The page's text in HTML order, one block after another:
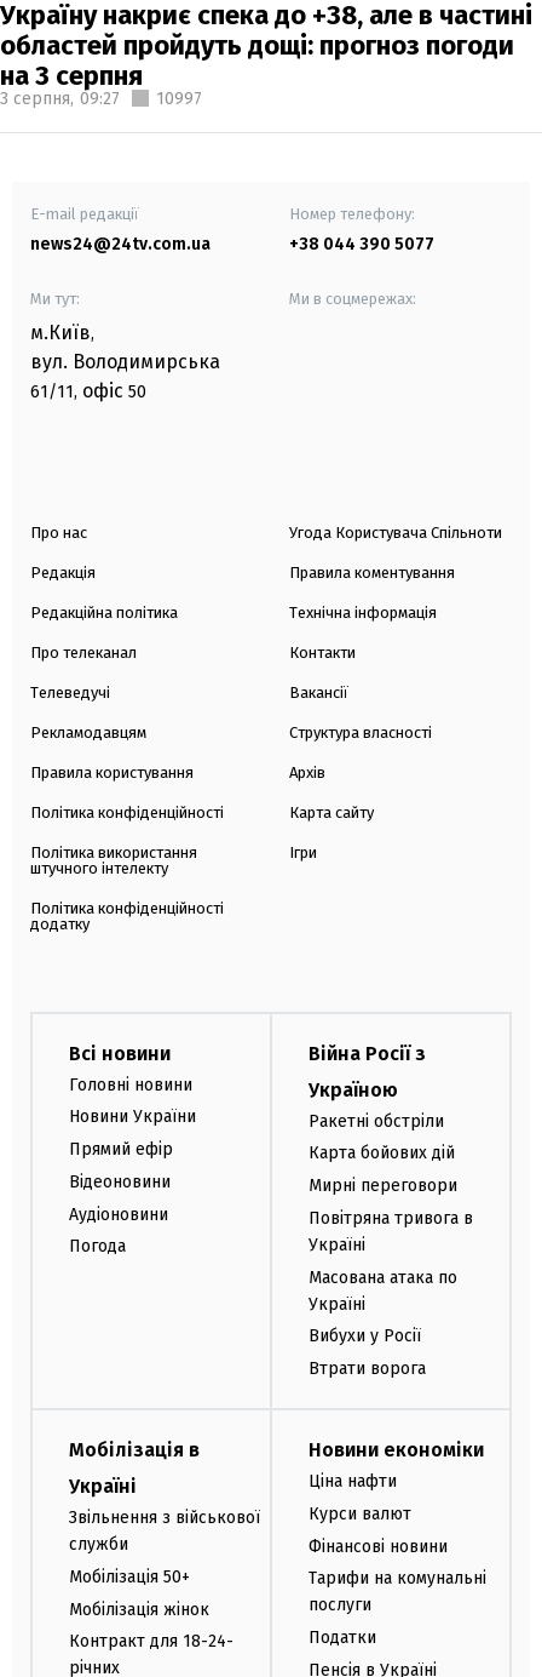
Україну накриє спека до +38, але в частині
областей пройдуть дощі: прогноз погоди
на 3 серпня
3 серпня, 09:27 10997
E-mail редакції
news24@24tv.com.ua
Номер телефону:
+38 044 390 5077
Ми тут:
м.Київ,
вул. Володимирська
61/11, офіс 50
Ми в соцмережах:
Про нас
Редакція
Редакційна політика
Про телеканал
Телеведучі
Рекламодавцям
Правила користування
Політика конфіденційності
Політика використання
штучного інтелекту
Політика конфіденційності
додатку
Угода Користувача Спільноти
Правила коментування
Технічна інформація
Контакти
Вакансії
Структура власності
Архів
Карта сайту
Ігри
Всі новини
Головні новини
Новини України
Прямий ефір
Відеоновини
Аудіоновини
Погода
Війна Росії з
Україною
Ракетні обстріли
Карта бойових дій
Мирні переговори
Повітряна тривога в
Україні
Масована атака по
Україні
Вибухи у Росії
Втрати ворога
Мобілізація в
Україні
Звільнення з військової
служби
Мобілізація 50+
Мобілізація жінок
Контракт для 18-24-
річних
Новини економіки
Ціна нафти
Курси валют
Фінансові новини
Тарифи на комунальні
послуги
Податки
Пенсія в Україні